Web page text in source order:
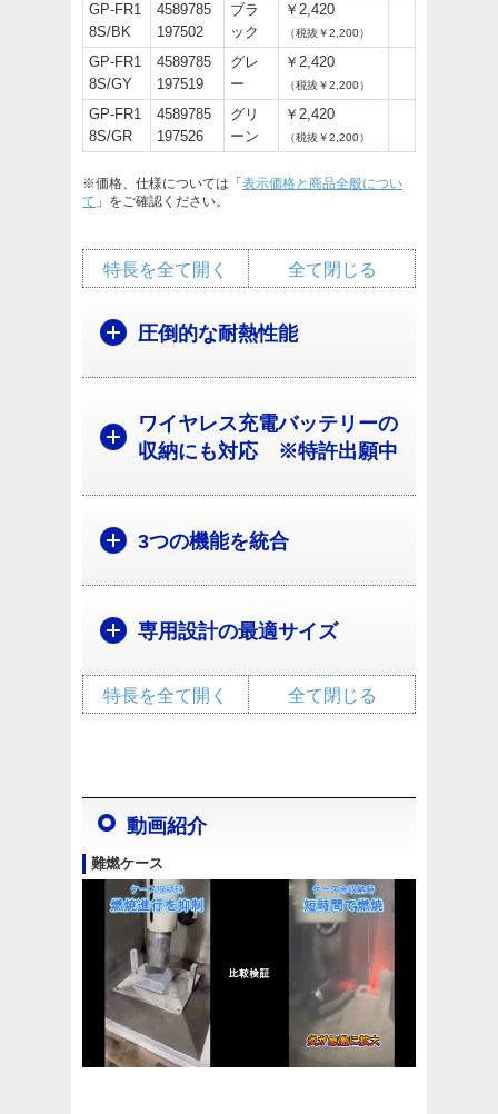
GP-FR1
8S/BK
4589785
197502
ブラ
ック
￥2,420
（税抜￥2,200）
GP-FR1
8S/GY
4589785
197519
グレ
ー
￥2,420
（税抜￥2,200）
GP-FR1
8S/GR
4589785
197526
グリ
ーン
￥2,420
（税抜￥2,200）
※価格、仕様については「 表示価格と商品全般につい
て 」をご確認ください。
全て閉じる
特長を全て開く
圧倒的な耐熱性能
ワイヤレス充電バッテリーの
収納にも対応 ※特許出願中
3つの機能を統合
専用設計の最適サイズ
全て閉じる
特長を全て開く
動画紹介
難燃ケース